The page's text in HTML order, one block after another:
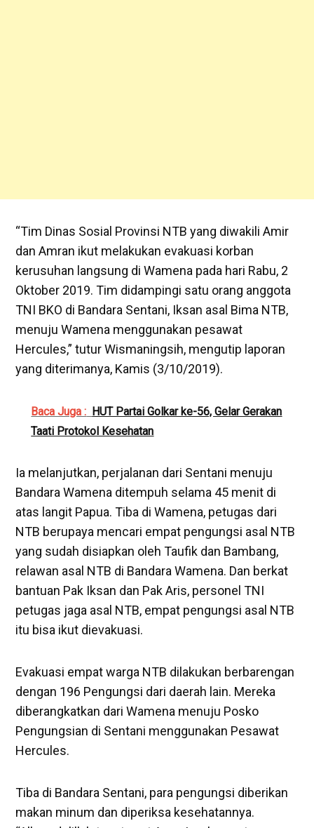
“Tim Dinas Sosial Provinsi NTB yang diwakili Amir
dan Amran ikut melakukan evakuasi korban
kerusuhan langsung di Wamena pada hari Rabu, 2
Oktober 2019. Tim didampingi satu orang anggota
TNI BKO di Bandara Sentani, Iksan asal Bima NTB,
menuju Wamena menggunakan pesawat
Hercules,” tutur Wismaningsih, mengutip laporan
yang diterimanya, Kamis (3/10/2019).
Baca Juga : HUT Partai Golkar ke-56, Gelar Gerakan
Taati Protokol Kesehatan
Ia melanjutkan, perjalanan dari Sentani menuju
Bandara Wamena ditempuh selama 45 menit di
atas langit Papua. Tiba di Wamena, petugas dari
NTB berupaya mencari empat pengungsi asal NTB
yang sudah disiapkan oleh Taufik dan Bambang,
relawan asal NTB di Bandara Wamena. Dan berkat
bantuan Pak Iksan dan Pak Aris, personel TNI
petugas jaga asal NTB, empat pengungsi asal NTB
itu bisa ikut dievakuasi.
Evakuasi empat warga NTB dilakukan berbarengan
dengan 196 Pengungsi dari daerah lain. Mereka
diberangkatkan dari Wamena menuju Posko
Pengungsian di Sentani menggunakan Pesawat
Hercules.
Tiba di Bandara Sentani, para pengungsi diberikan
makan minum dan diperiksa kesehatannya.